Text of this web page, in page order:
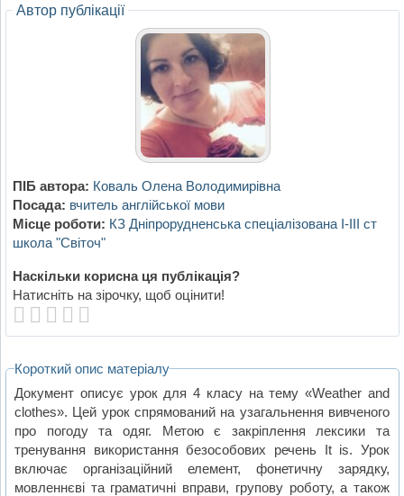
Автор публікації
ПІБ автора: Коваль Олена Володимирівна
Посада: вчитель англійської мови
Місце роботи: КЗ Дніпрорудненська спеціалізована І-ІІІ ст
школа "Світоч"
Наскільки корисна ця публікація?
Натисніть на зірочку, щоб оцінити!
Короткий опис матеріалу
Документ описує урок для 4 класу на тему «Weather and
clothes». Цей урок спрямований на узагальнення вивченого
про погоду та одяг. Метою є закріплення лексики та
тренування використання безособових речень It is. Урок
включає організаційний елемент, фонетичну зарядку,
мовленнєві та граматичні вправи, групову роботу, а також